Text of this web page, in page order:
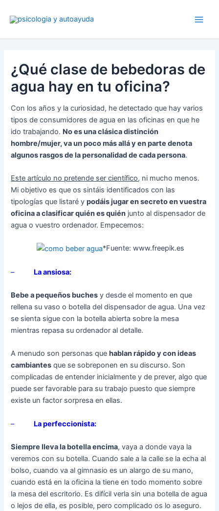
¿Qué clase de bebedoras de
agua hay en tu oficina?
Con los años y la curiosidad, he detectado que hay varios
tipos de consumidores de agua en las oficinas en que he
ido trabajando. No es una clásica distinción
hombre/mujer, va un poco más allá y en parte denota
algunos rasgos de la personalidad de cada persona.
Este artículo no pretende ser científico, ni mucho menos.
Mi objetivo es que os sintáis identificados con las
tipologías que listaré ypodáis jugar en secreto en vuestra
oficina a clasificar quién es quién junto al dispensador de
agua o vuestro ordenador. Empecemos:
*Fuente: www.freepik.es
– La ansiosa:
Bebe a pequeños buches y desde el momento en que
rellena su vaso o botella del dispensador de agua. Una vez
se sienta sigue con la botella abierta sobre la mesa
mientras repasa su ordenador al detalle.
A menudo son personas que hablan rápido y con ideas
cambiantes que se sobreponen en su discurso. Son
complicadas de entender inicialmente y de prever, algo que
puede ser favorable para su trabajo puesto que siempre
existe un factor sorpresa en ellas.
– La perfeccionista:
Siempre lleva la botella encima, vaya a donde vaya la
veremos con su botella. Cuando sale a la calle se la echa al
bolso, cuando va al gimnasio es un alargo de su mano,
cuando está en la oficina la tiene en todo momento sobre
la mesa del escritorio. Es difícil verla sin una botella de agua
o lejos de ella, es posible, pero complicado os lo aseguro.